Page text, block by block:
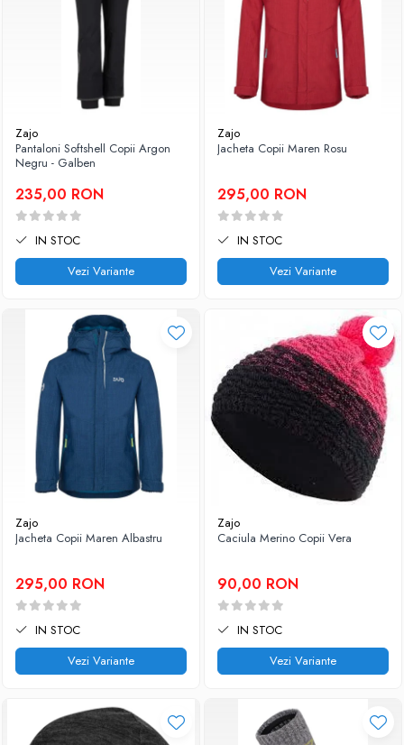
Zajo
Pantaloni Softshell Copii Argon
Negru - Galben
235,00 RON
IN STOC
Vezi Variante
Zajo
Jacheta Copii Maren Rosu
295,00 RON
IN STOC
Vezi Variante
Zajo
Jacheta Copii Maren Albastru
295,00 RON
IN STOC
Vezi Variante
Zajo
Caciula Merino Copii Vera
90,00 RON
IN STOC
Vezi Variante